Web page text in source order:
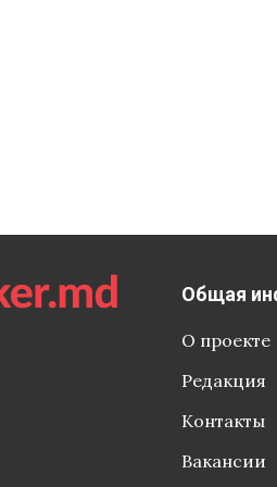
Общая
О проекте
Редакция
Контакты
Вакансии